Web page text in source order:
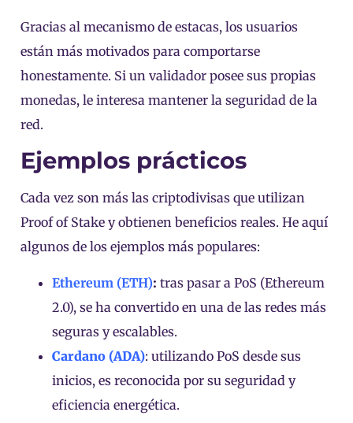
Gracias al mecanismo de estacas, los usuarios
están más motivados para comportarse
honestamente. Si un validador posee sus propias
monedas, le interesa mantener la seguridad de la
red.
Ejemplos prácticos
Cada vez son más las criptodivisas que utilizan
Proof of Stake y obtienen beneficios reales. He aquí
algunos de los ejemplos más populares:
Ethereum (ETH): tras pasar a PoS (Ethereum
2.0), se ha convertido en una de las redes más
seguras y escalables.
Cardano (ADA): utilizando PoS desde sus
inicios, es reconocida por su seguridad y
eficiencia energética.